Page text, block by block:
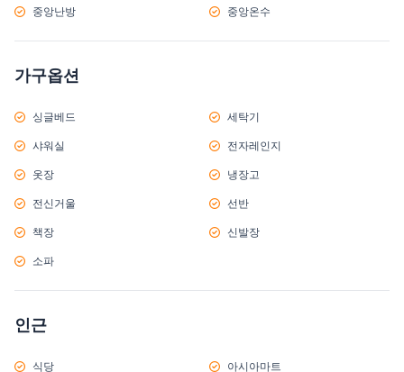
중앙난방 중앙온수
가구옵션
싱글베드 세탁기
샤워실 전자레인지
옷장 냉장고
전신거울 선반
책장 신발장
소파
인근
식당 아시아마트